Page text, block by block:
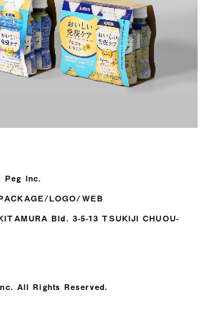
Peg Inc.
LOGO/WEB
Bld. 3-5-13 TSUKIJI CHUOU-
All Rights Reserved.